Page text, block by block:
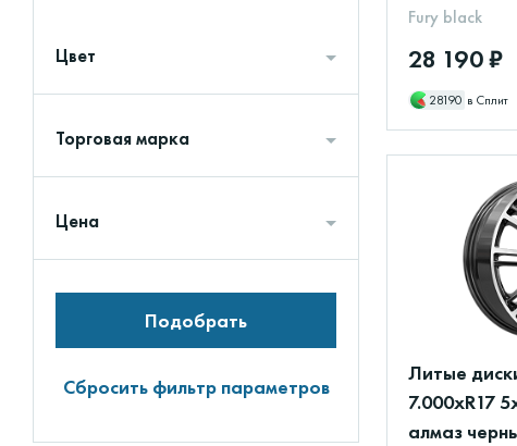
Цвет
Торговая марка
Цена
Подобрать
Сбросить фильтр параметров
Fury black
28 190 ₽
28190 в Сплит
Литые
7.000xR17
алмаз